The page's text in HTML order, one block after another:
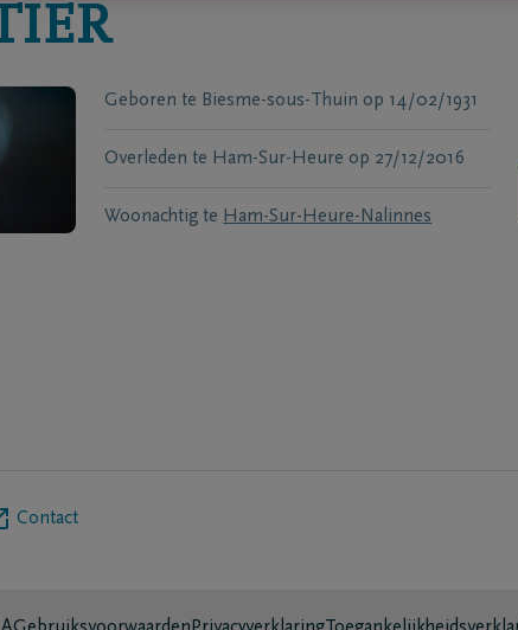
Geboren te Biesme-sous-Thuin op 14/02/1931
Overleden te Ham-Sur-Heure op 27/12/2016
Woonachtig te Ham-Sur-Heure-Nalinnes
Contact